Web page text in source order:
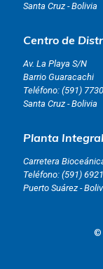
Santa Cruz - Bolivia
Centro de
Av. La Playa S/N
Barrio Guaracachi
Teléfono: (591)
Santa Cruz - Bolivia
Planta
Carretera
Teléfono: (591)
Puerto Suárez -
©